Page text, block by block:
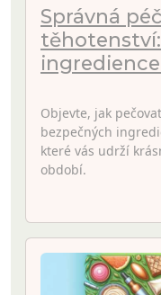
Správná
Objevte, jak
bezpečných
které vás udrží
období.